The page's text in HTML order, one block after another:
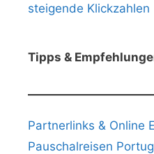
steigende Klickzahlen
Tipps &
Partnerlinks & Online
Pauschalreisen